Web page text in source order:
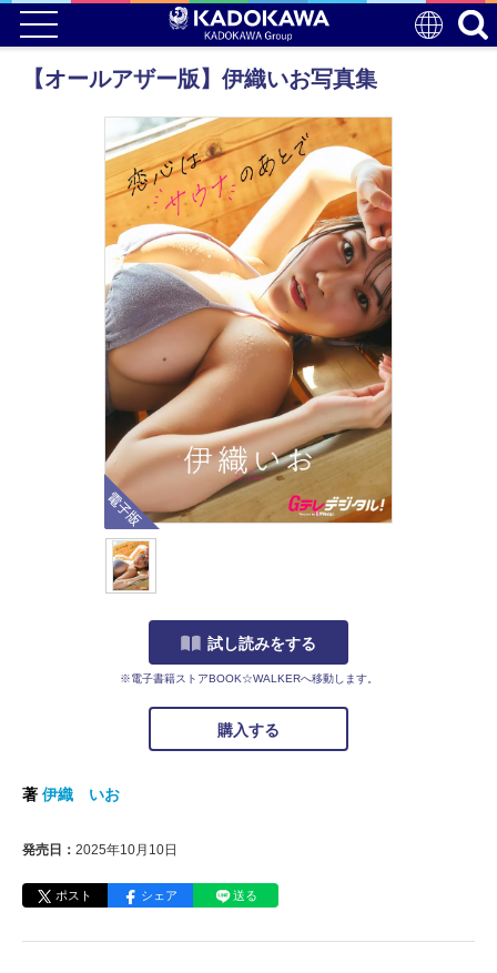
【オールアザー版】伊織いお写真集
試し読みをする
※電子書籍ストアBOOK☆WALKERへ移動します。
購入する
著 伊織 いお
発売日： 2025年10月10日
ポスト シェア 送る